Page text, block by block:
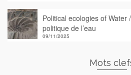
Political ecologies of Water
politique de l’eau
09/11/2025
Mots